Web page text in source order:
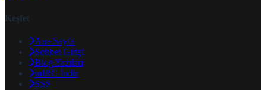
Keşfet
Ana Sayfa
Sohbet Girişi
Blog Yazıları
mIRC İndir
SSS